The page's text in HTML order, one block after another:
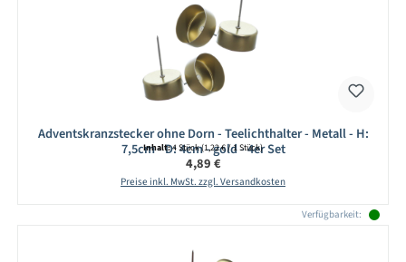
Adventskranzstecker ohne Dorn - Teelichthalter - Metall - H:
7,5cm - D: 4cm - gold - 4er Set
Inhalt:4 Stück(1,22 € / 1 Stück)
Regulärer Preis:
4,89 €
Preise inkl. MwSt. zzgl. Versandkosten
Verfügbarkeit: